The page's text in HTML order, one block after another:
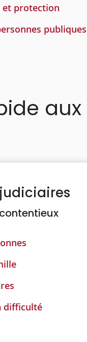
et protection
publiques
difficulté